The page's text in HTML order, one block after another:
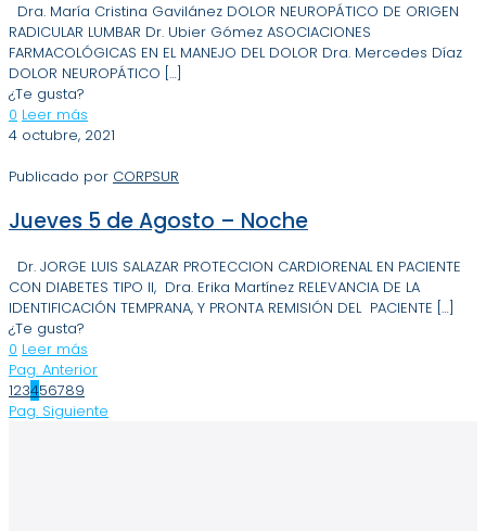
Dra. María Cristina Gavilánez DOLOR NEUROPÁTICO DE ORIGEN
RADICULAR LUMBAR Dr. Ubier Gómez ASOCIACIONES
FARMACOLÓGICAS EN EL MANEJO DEL DOLOR Dra. Mercedes Díaz
DOLOR NEUROPÁTICO […]
¿Te gusta?
0 Leer más
4 octubre, 2021
Publicado por CORPSUR
Jueves 5 de Agosto – Noche
Dr. JORGE LUIS SALAZAR PROTECCION CARDIORENAL EN PACIENTE
CON DIABETES TIPO II, Dra. Erika Martínez RELEVANCIA DE LA
IDENTIFICACIÓN TEMPRANA, Y PRONTA REMISIÓN DEL PACIENTE […]
¿Te gusta?
0 Leer más
Pag. Anterior
123456789
Pag. Siguiente